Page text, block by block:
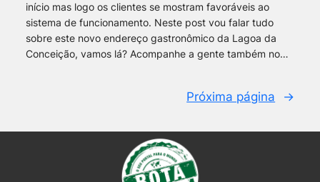
início mas logo os clientes se mostram favoráveis ao
sistema de funcionamento. Neste post vou falar tudo
sobre este novo endereço gastronômico da Lagoa da
Conceição, vamos lá? Acompanhe a gente também no…
Próxima página →